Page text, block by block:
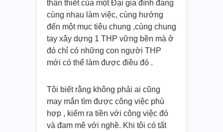
thân thiết của một Đại gia đình đang
cùng nhau làm việc, cùng hướng
đến một mục tiêu chung ,cùng chung
tay xây dựng 1 THP vững bền mà ở
đó chỉ có những con người THP
mới có thể làm được điều đó .
Tôi biết rằng không phải ai cũng
may mắn tìm được công việc phù
hợp , kiếm ra tiền với công việc đó
và đam mê với nghề. Khi tôi có tất